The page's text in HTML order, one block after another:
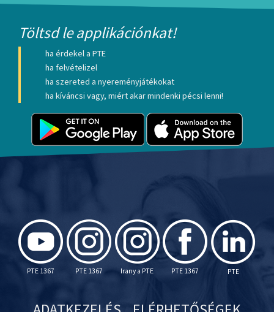
Töltsd le applikációnkat!
ha érdekel a PTE
ha felvételizel
ha szereted a nyereményjátékokat
ha kíváncsi vagy, miért akar mindenki pécsi lenni!
PTE 1367 PTE 1367 Irany a PTE PTE 1367 PTE